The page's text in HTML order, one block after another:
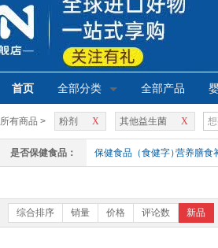
首页 全部分类 全部产品
所有商品 > X
粉剂 X
其他益生菌
是否保健食品： 保健食品（食健字）营养膳食
综合排序 销量 价格 评论数 新品